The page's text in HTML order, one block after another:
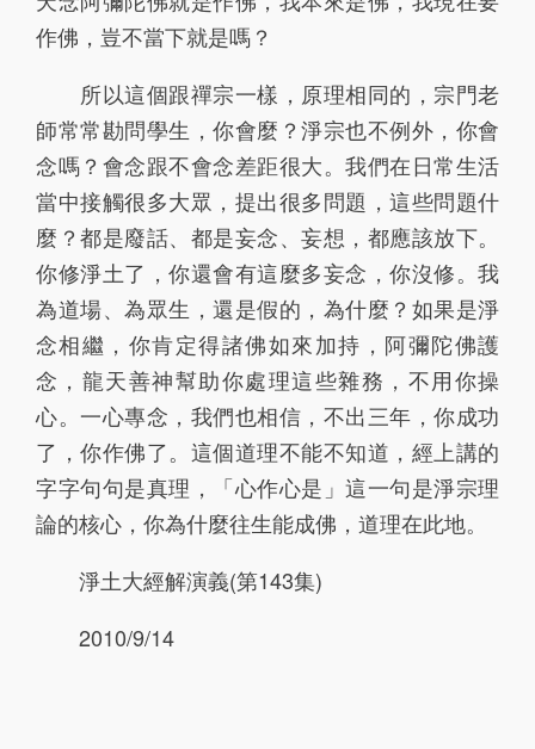
171 172 173 174 175
182 183 184 185
186 187 188 189 190
191 192 193 194 195
196 197 198 199 200
201 202 203 204 205
207 208 209
211 212 213 214 215
216 217 218 219 220
221 222 223 224 225
227 228 229
作佛，豈不當下就是嗎？
所以這個跟禪宗一樣，原理相同的，宗門老
師常常勘問學生，你會麼？淨宗也不例外，你會
念嗎？會念跟不會念差距很大。我們在日常生活
當中接觸很多大眾，提出很多問題，這些問題什
麼？都是廢話、都是妄念、妄想，都應該放下。
你修淨土了，你還會有這麼多妄念，你沒修。我
為道場、為眾生，還是假的，為什麼？如果是淨
念相繼，你肯定得諸佛如來加持，阿彌陀佛護
念，龍天善神幫助你處理這些雜務，不用你操
心。一心專念，我們也相信，不出三年，你成功
了，你作佛了。這個道理不能不知道，經上講的
字字句句是真理，「心作心是」這一句是淨宗理
論的核心，你為什麼往生能成佛，道理在此地。
淨土大經解演義(第143集)
2010/9/14